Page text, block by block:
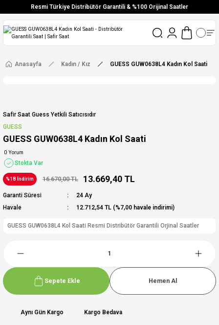
Resmi Türkiye Distribütör Garantili & %100 Orijinal Saatler
Vade Farksız 6 Taksit
Ücretsiz Kargo
Anasayfa Kadın / Kız GUESS GUW0638L4 Kadın Kol Saati
Safir Saat Guess Yetkili Satıcısıdır
GUESS
GUESS GUW0638L4 Kadın Kol Saati
0 Yorum
Stokta Var
%18 İndirim 16.670,00 TL 13.669,40 TL
Garanti Süresi
24 Ay
Havale
12.712,54 TL (%7,00 havale indirimi)
GUESS GUW0638L4 Kol Saati Resmi Distribütör Garantili Orjinal Saatler
Sepete Ekle Hemen Al
Aynı Gün Kargo Kargo Bedava